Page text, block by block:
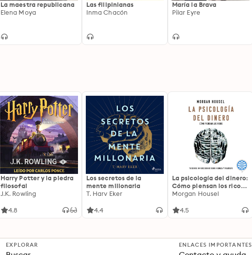
La maestra republicana
Elena Moya
Las filipinianas
Inma Chacón
María la Brava
Pilar Eyre
Harry Potter y la piedra
filosofal
J.K. Rowling
4.8
Los secretos de la
mente millonaria
T. Harv Eker
4.4
La psicología del dinero:
Cómo piensan los ricos:
18 claves imperecederas
Morgan Housel
4.5
EXPLORAR ENLACES IMPORTANTES